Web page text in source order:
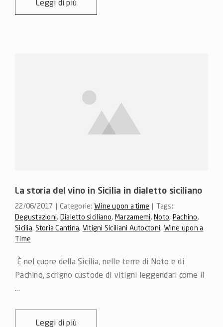
Leggi di più
La storia del vino in Sicilia in dialetto siciliano
22/06/2017 | Categorie: Wine upon a time | Tags:
Degustazioni, Dialetto siciliano,Marzamemi,Noto, Pachino,
Sicilia,Storia Cantina, Vitigni Siciliani Autoctoni, Wine upon a
Time
È nel cuore della Sicilia, nelle terre di Noto e di
Pachino, scrigno custode di vitigni leggendari come il
...
Leggi di più